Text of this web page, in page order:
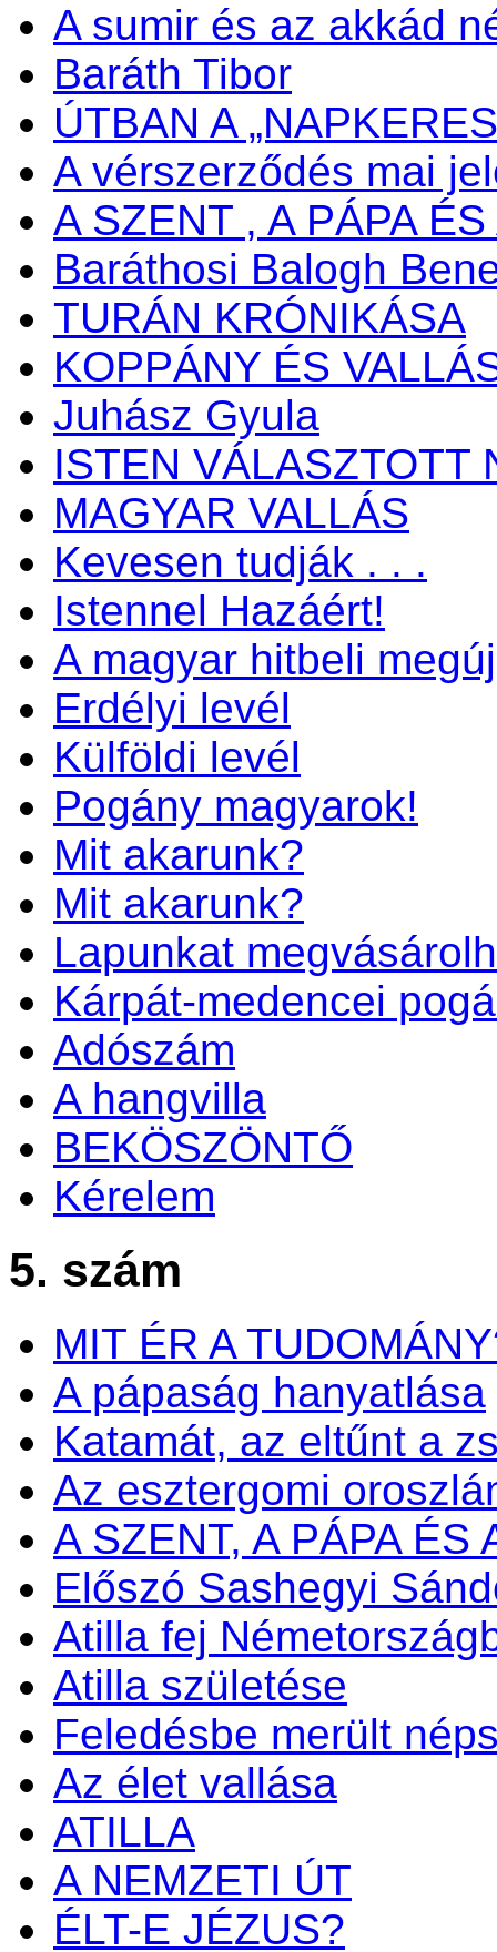
A sumir és az akkád
Baráth Tibor
ÚTBAN A
A vérszerződés mai
A SZENT , A PÁPA
Baráthosi Balogh
TURÁN KRÓNIKÁSA
KOPPÁNY ÉS
Juhász Gyula
ISTEN VÁLASZTOTT
MAGYAR VALLÁS
Kevesen tudják . . .
Istennel Hazáért!
A magyar hitbeli
Erdélyi levél
Külföldi levél
Pogány magyarok!
Mit akarunk?
Mit akarunk?
Lapunkat
Kárpát-medencei
Adószám
A hangvilla
BEKÖSZÖNTŐ
Kérelem
5. szám
MIT ÉR A
A pápaság hanyatlása
Katamát, az eltűnt a
Az esztergomi
A SZENT, A PÁPA ÉS
Előszó Sashegyi
Atilla fej
Atilla születése
Feledésbe merült
Az élet vallása
ATILLA
A NEMZETI ÚT
ÉLT-E JÉZUS?